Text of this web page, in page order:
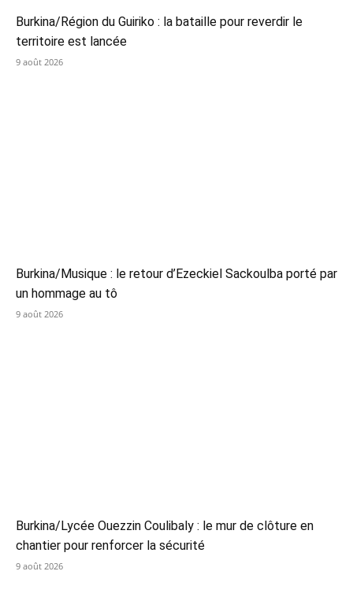
Burkina/Région du Guiriko : la bataille pour reverdir le
territoire est lancée
9 août 2026
Burkina/Musique : le retour d’Ezeckiel Sackoulba porté par
un hommage au tô
9 août 2026
Burkina/Lycée Ouezzin Coulibaly : le mur de clôture en
chantier pour renforcer la sécurité
9 août 2026